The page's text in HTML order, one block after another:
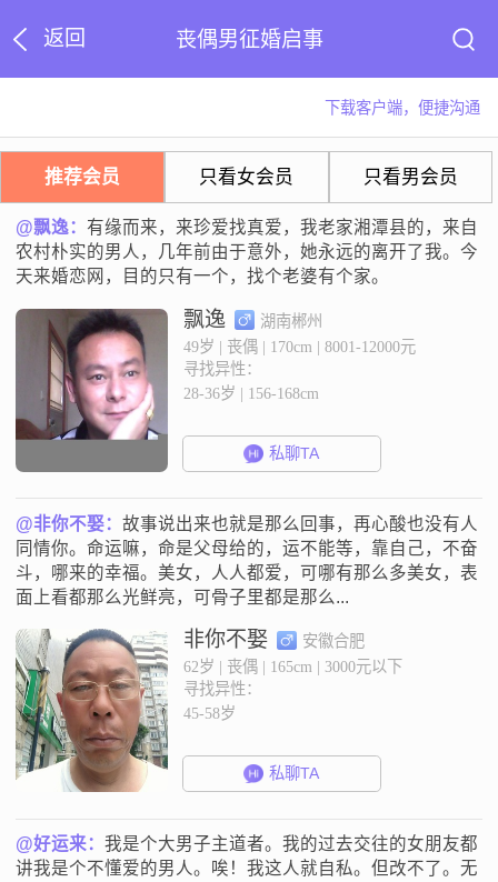
返回 丧偶男征婚启事
下载客户端，便捷沟通
推荐会员 只看女会员 只看男会员
@飘逸：有缘而来，来珍爱找真爱，我老家湘潭县的，来自
农村朴实的男人，几年前由于意外，她永远的离开了我。今
天来婚恋网，目的只有一个，找个老婆有个家。
飘逸
湖南郴州
49岁 | 丧偶 | 170cm | 8001-12000元
寻找异性：
28-36岁 | 156-168cm
私聊TA
@非你不娶：故事说出来也就是那么回事，再心酸也没有人
同情你。命运嘛，命是父母给的，运不能等，靠自己，不奋
斗，哪来的幸福。美女，人人都爱，可哪有那么多美女，表
面上看都那么光鲜亮，可骨子里都是那么...
非你不娶
安徽合肥
62岁 | 丧偶 | 165cm | 3000元以下
寻找异性：
45-58岁
私聊TA
@好运来：我是个大男子主道者。我的过去交往的女朋友都
讲我是个不懂爱的男人。唉！我这人就自私。但改不了。无